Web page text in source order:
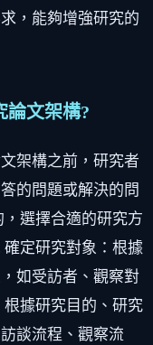
，能夠增強研究的
論文架構?
架構之前，研究者
的問題或解決的問
選擇合適的研究方
定研究對象：根據
如受訪者、觀察對
據研究目的、研究
談流程、觀察流